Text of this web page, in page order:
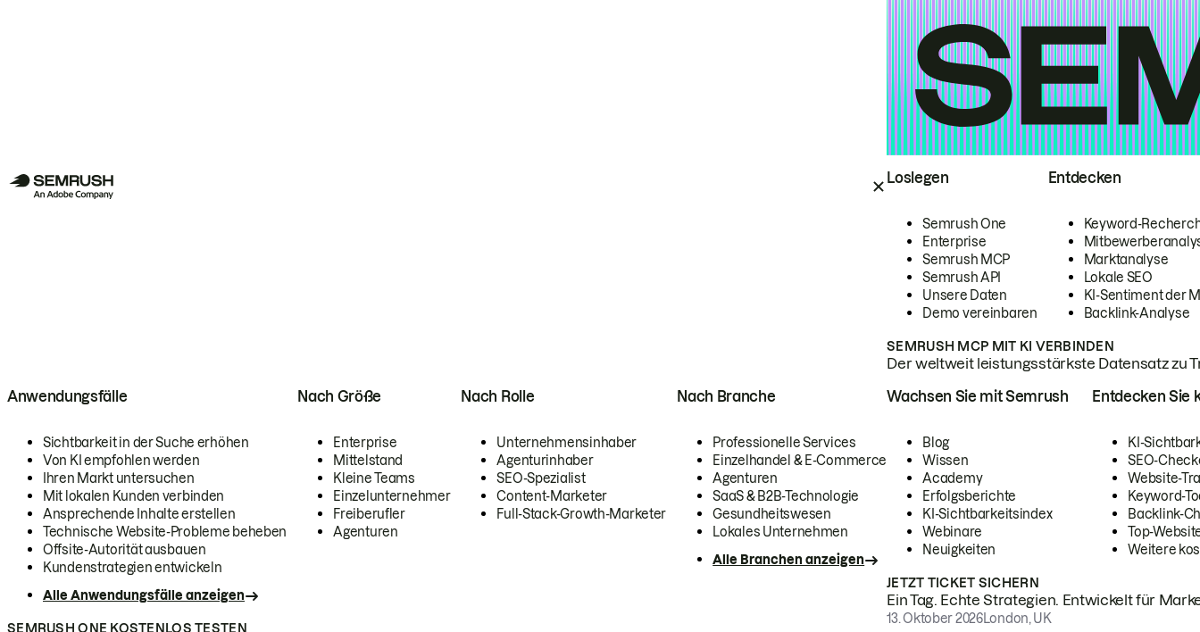
Loslegen
Semrush One
Enterprise
Semrush MCP
Semrush API
Unsere Daten
Demo vereinbaren
Entdecken
Keyword-
Marktanalyse
Lokale SEO
KI-Sentiment der
Backlink-Analyse
SEMRUSH MCP MIT KI VERBINDEN
Der weltweit leistungsstärkste Datensatz zu
Anwendungsfälle
Sichtbarkeit in der Suche erhöhen
Von KI empfohlen werden
Ihren Markt untersuchen
Mit lokalen Kunden verbinden
Ansprechende Inhalte erstellen
Technische Website-Probleme beheben
Offsite-Autorität ausbauen
Kundenstrategien entwickeln
Alle Anwendungsfälle anzeigen
Nach Größe
Enterprise
Mittelstand
Kleine Teams
Einzelunternehmer
Freiberufler
Agenturen
Nach Rolle
Unternehmensinhaber
Agenturinhaber
SEO-Spezialist
Content-Marketer
Full-Stack-Growth-Marketer
Nach Branche
Professionelle Services
Einzelhandel & E-Commerce
Agenturen
SaaS & B2B-Technologie
Gesundheitswesen
Lokales Unternehmen
Alle Branchen anzeigen
SEMRUSH ONE KOSTENLOS TESTEN
Wachsen Sie mit Semrush
Blog
Wissen
Academy
Erfolgsberichte
KI-Sichtbarkeitsindex
Webinare
Neuigkeiten
Entdecken Sie
KI-
SEO-
Website-
Keyword-
Backlink-
Top-
Weitere
JETZT TICKET SICHERN
Ein Tag. Echte Strategien. Entwickelt für
13. Oktober 2026London, UK